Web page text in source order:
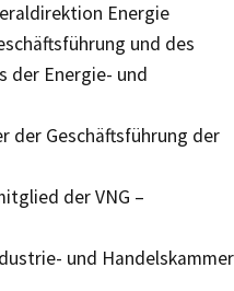
Energie
und des
der Energie- und
der Geschäftsführung der
der VNG –
und Handelskammer